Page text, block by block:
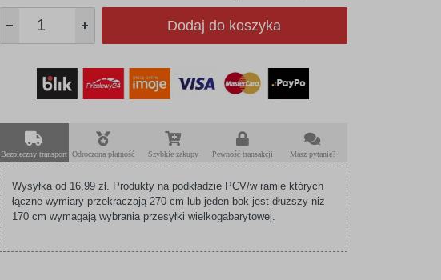
Dodaj do koszyka
Bezpieczny transport Odroczona płatność Szybkie zakupy Pewność transakcji Masz pytanie?
Wysyłka od 16,99 zł. Produkty na podkładzie PCV/w ramie których
łączne wymiary przekraczają 270 cm lub jeden bok jest dłuższy niż
170 cm wymagają wybrania przesyłki wielkogabarytowej.